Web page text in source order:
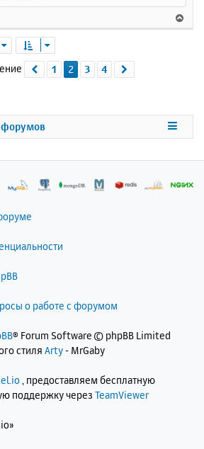
е
к
а
а
Пред.
1 2 3 4
форумов
о работе с форумом
® Forum Software © phpBB Limited
стиля Arty- MrGaby
, предоставляем бесплатную
поддержку через TeamViewer